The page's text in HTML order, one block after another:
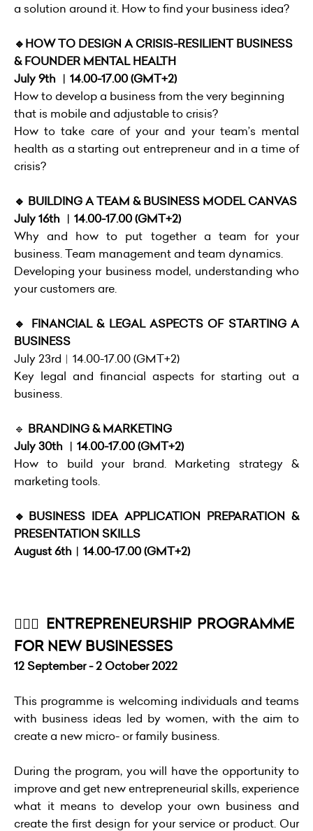
a solution around it. How to find your business idea?
🔹HOW TO DESIGN A CRISIS-RESILIENT BUSINESS
& FOUNDER MENTAL HEALTH
July 9th ︱14.00-17.00 (GMT+2)
How to develop a business from the very beginning
that is mobile and adjustable to crisis?
How to take care of your and your team’s mental
health as a starting out entrepreneur and in a time of
crisis?
🔹 BUILDING A TEAM & BUSINESS MODEL CANVAS
July 16th ︱14.00-17.00 (GMT+2)
Why and how to put together a team for your
business. Team management and team dynamics.
Developing your business model, understanding who
your customers are.
🔹 FINANCIAL & LEGAL ASPECTS OF STARTING A
BUSINESS
July 23rd︱14.00-17.00 (GMT+2)
Key legal and financial aspects for starting out a
business.
🔹 BRANDING & MARKETING
July 30th ︱14.00-17.00 (GMT+2)
How to build your brand. Marketing strategy &
marketing tools.
🔹BUSINESS IDEA APPLICATION PREPARATION &
PRESENTATION SKILLS
August 6th︱14.00-17.00 (GMT+2)
💁🏻‍♀️ ENTREPRENEURSHIP PROGRAMME
FOR NEW BUSINESSES
12 September - 2 October 2022
This programme is welcoming individuals and teams
with business ideas led by women, with the aim to
create a new micro- or family business.
During the program, you will have the opportunity to
improve and get new entrepreneurial skills, experience
what it means to develop your own business and
create the first design for your service or product. Our